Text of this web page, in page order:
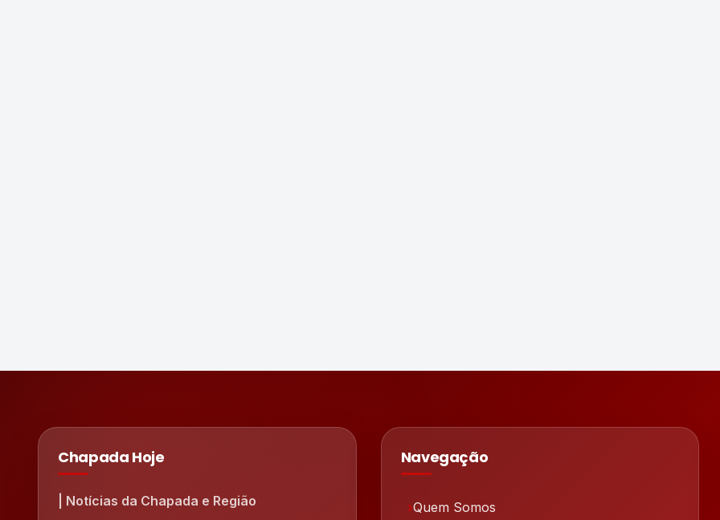
Chapada Hoje
| Notícias da Chapada e Região
Navegação
Quem Somos